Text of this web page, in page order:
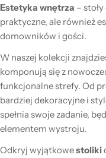
Estetyka wnętrza –
praktyczne, ale również
domowników i gości.
W naszej kolekcji
komponują się z
funkcjonalne strefy. Od
bardziej dekoracyjne i
spełnia swoje zadanie,
elementem wystroju.
Odkryj wyjątkowestoliki